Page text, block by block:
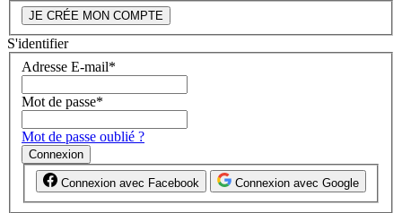
JE CRÉE MON COMPTE
S'identifier
Adresse E-mail*
Mot de passe*
Mot de passe oublié ?
Connexion
Connexion avec Facebook Connexion avec Google